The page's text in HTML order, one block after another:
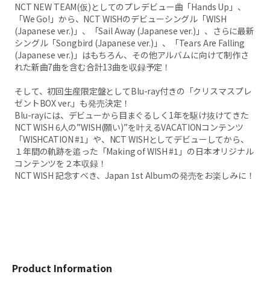
NCT NEW TEAM(仮)としてのプレデビュー曲「Hands Up」、
「We Go!」から、NCT WISHのデビューシングル「WISH
(Japanese ver.)」、「Sail Away (Japanese ver.)」、さらに最新
シングル「Songbird (Japanese ver.)」、「Tears Are Falling
(Japanese ver.)」はもちろん、その他アルバムに向けて制作さ
れた新曲7曲を含む合計13曲を収録予定！
そして、初回生産限定盤としてBlu-ray付きの「クリスマスプレ
ゼントBOX ver.」も発売決定！
Blu-rayには、デビューから目まぐるしく1年を駆け抜けてきた
NCT WISH 6人の”WISH(願い)”を叶えるVACATIONコンテンツ
「WISHCATION #1」や、NCT WISHとしてデビューしてから、
１年間の軌跡を追った「Making of WISH #1」の日本オリジナル
コンテンツを２本収録！
NCT WISH 記念すべき、Japan 1st Albumの発売をお楽しみに！
Product Information